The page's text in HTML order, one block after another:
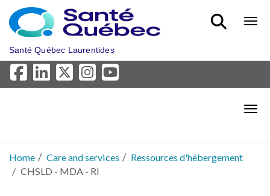
Skip to main content
Santé Québec Laurentides
Home Care and services
Ressources d'hébergement
CHSLD - MDA - RI